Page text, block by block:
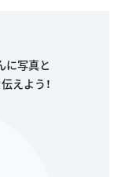
に写真と
えよう！